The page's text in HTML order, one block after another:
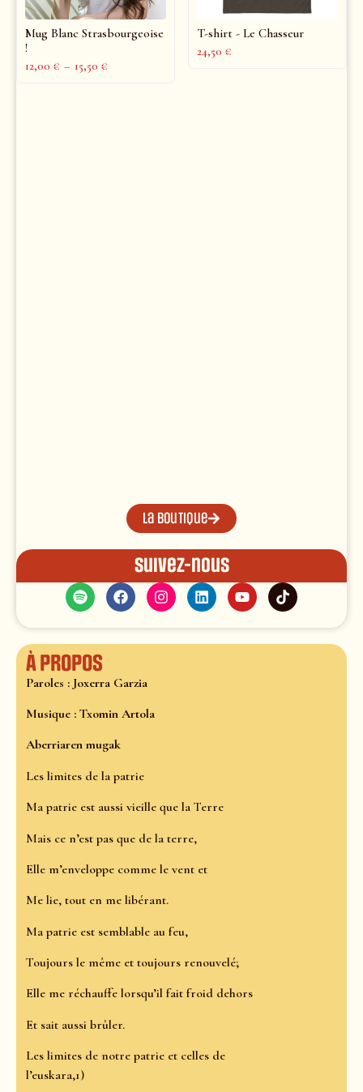
Mug Blanc Strasbourgeoise
!
12,00 € – 15,50 €
T-shirt - Le Chasseur
24,50 €
La boutique
Suivez-nous
À propos
Paroles : Joxerra Garzia
Musique : Txomin Artola
Aberriaren mugak
Les limites de la patrie
Ma patrie est aussi vieille que la Terre
Mais ce n’est pas que de la terre,
Elle m’enveloppe comme le vent et
Me lie, tout en me libérant.
Ma patrie est semblable au feu,
Toujours le même et toujours renouvelé;
Elle me réchauffe lorsqu’il fait froid dehors
Et sait aussi brûler.
Les limites de notre patrie et celles de
l’euskara,1)